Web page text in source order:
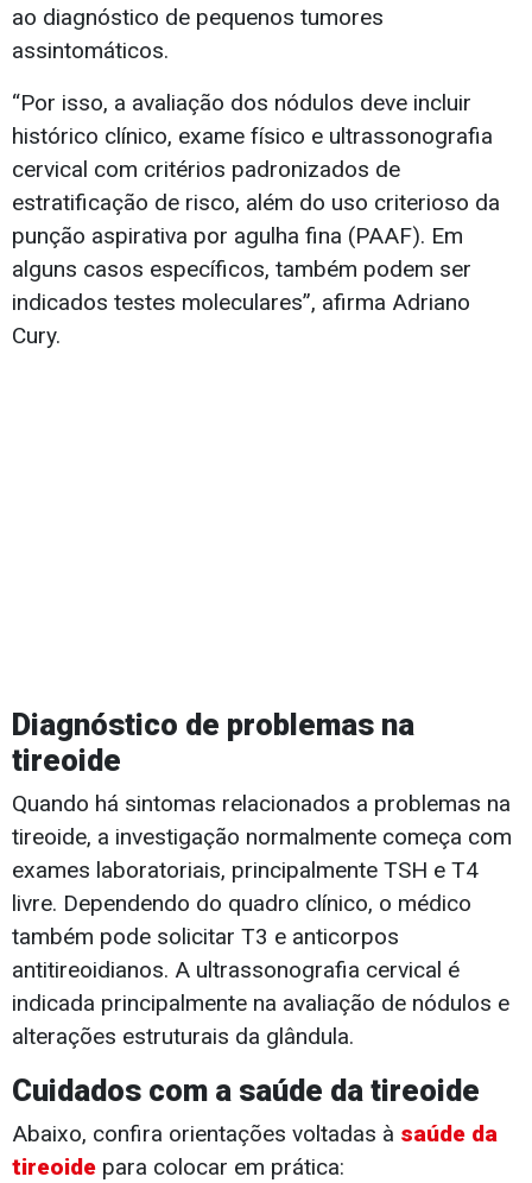
ao diagnóstico de pequenos tumores
assintomáticos.
“Por isso, a avaliação dos nódulos deve incluir
histórico clínico, exame físico e ultrassonografia
cervical com critérios padronizados de
estratificação de risco, além do uso criterioso da
punção aspirativa por agulha fina (PAAF). Em
alguns casos específicos, também podem ser
indicados testes moleculares”, afirma Adriano
Cury.
Diagnóstico de problemas na
tireoide
Quando há sintomas relacionados a problemas na
tireoide, a investigação normalmente começa com
exames laboratoriais, principalmente TSH e T4
livre. Dependendo do quadro clínico, o médico
também pode solicitar T3 e anticorpos
antitireoidianos. A ultrassonografia cervical é
indicada principalmente na avaliação de nódulos e
alterações estruturais da glândula.
Cuidados com a saúde da tireoide
Abaixo, confira orientações voltadas à saúde da
tireoide para colocar em prática: